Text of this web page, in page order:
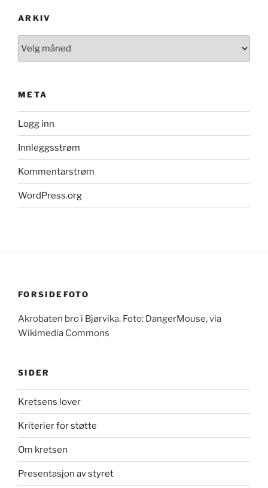
ARKIV
META
Logg inn
Innleggsstrøm
Kommentarstrøm
WordPress.org
FORSIDEFOTO
Akrobaten bro i Bjørvika. Foto: DangerMouse, via
Wikimedia Commons
SIDER
Kretsens lover
Kriterier for støtte
Om kretsen
Presentasjon av styret